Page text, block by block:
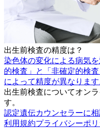
出生前検査の精度は？
染色体の変化による病気
的検査」と「非確定的検
によって精度が異なります
出生前検査についてオン
す。
認定遺伝カウンセラーに相
利用規約プライバシーポ